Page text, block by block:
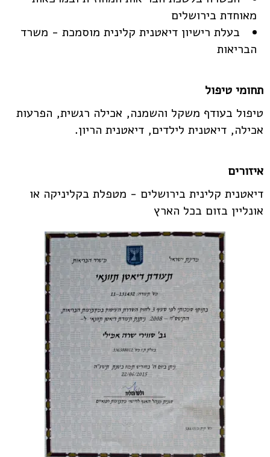
מאוחדת בירושלים
בעלת רישיון דיאטנית קלינית מוסמכת - משרד
הבריאות
תחומי טיפול
טיפול בעודף משקל והשמנה, אכילה רגשית, הפרעות
אכילה, דיאטנית לילדים, דיאטנית הריון.
איזורים
דיאטנית קלינית בירושלים - מטפלת בקליניקה או
אונליין בזום בכל הארץ